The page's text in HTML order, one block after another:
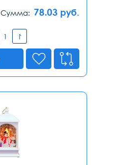
Сумма: 78.03 руб.